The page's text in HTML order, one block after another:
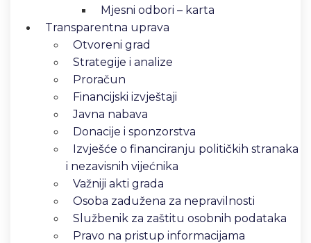
Mjesni odbori – karta
Transparentna uprava
Otvoreni grad
Strategije i analize
Proračun
Financijski izvještaji
Javna nabava
Donacije i sponzorstva
Izvješće o financiranju političkih stranaka
i nezavisnih vijećnika
Važniji akti grada
Osoba zadužena za nepravilnosti
Službenik za zaštitu osobnih podataka
Pravo na pristup informacijama